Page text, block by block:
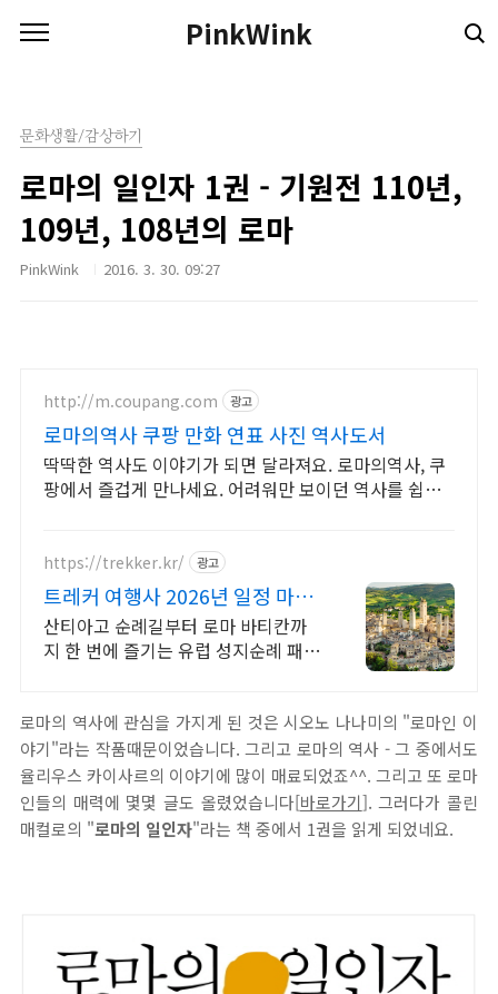
PinkWink
문화생활/감상하기
로마의 일인자 1권 - 기원전 110년,
109년, 108년의 로마
PinkWink 2016. 3. 30. 09:27
http://m.coupang.com 광고
로마의역사 쿠팡 만화 연표 사진 역사도서
딱딱한 역사도 이야기가 되면 달라져요. 로마의역사, 쿠
팡에서 즐겁게 만나세요. 어려워만 보이던 역사를 쉽고
https://trekker.kr/ 광고
트레커 여행사 2026년 일정 마감
임박
산티아고 순례길부터 로마 바티칸까
지 한 번에 즐기는 유럽 성지순례 패키
로마의 역사에 관심을 가지게 된 것은 시오노 나나미의 "로마인 이
야기"라는 작품때문이었습니다. 그리고 로마의 역사 - 그 중에서도
율리우스 카이사르의 이야기에 많이 매료되었죠^^. 그리고 또 로마
인들의 매력에 몇몇 글도 올렸었습니다[바로가기]. 그러다가 콜린
매컬로의 "로마의 일인자"라는 책 중에서 1권을 읽게 되었네요.